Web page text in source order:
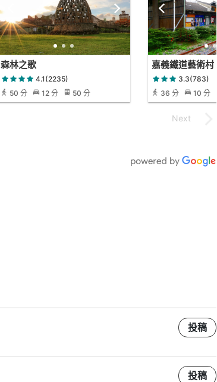
森林之歌
4.1(2235)
50 分
12 分 50 分
嘉義鐵道藝術村
3.3(783)
36 分
10 分
投稿
投稿